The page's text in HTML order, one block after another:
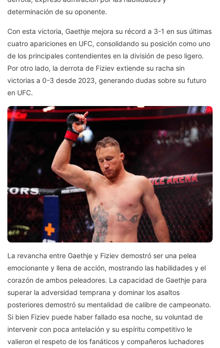
determinación de su oponente.
Con esta victoria, Gaethje mejora su récord a 3-1 en sus últimas
cuatro apariciones en UFC, consolidando su posición como uno
de los principales contendientes en la división de peso ligero.
Por otro lado, la derrota de Fiziev extiende su racha sin
victorias a 0-3 desde 2023, generando dudas sobre su futuro
en UFC.
La revancha entre Gaethje y Fiziev demostró ser una pelea
emocionante y llena de acción, mostrando las habilidades y el
corazón de ambos peleadores. La capacidad de Gaethje para
superar la adversidad temprana y dominar los asaltos
posteriores demostró su mentalidad de calibre de campeonato.
Si bien Fiziev puede haber fallado esa noche, su voluntad de
intervenir con poca antelación y su espíritu competitivo le
valieron el respeto de los fanáticos y compañeros luchadores